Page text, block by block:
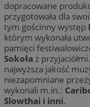
dopracowane
przygotowała dla
tym gościnny występ
którym wykonała
pamięci
Sokoła z
najwyższa jakość
niezapomniane
wykonali m.in.:
Slowthai i inni.